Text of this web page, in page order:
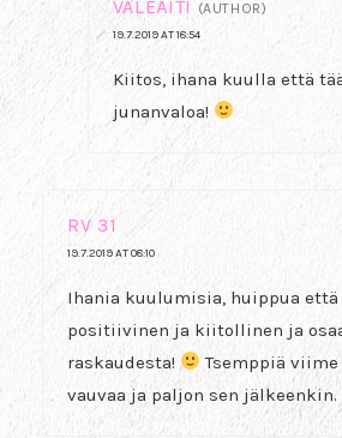
VALEÄITI (AUTHOR)
19.7.2019 AT 18:54
Kiitos, ihana kuulla että
junanvaloa!
RV 31
19.7.2019 AT 08:10
Ihania kuulumisia, huippua
positiivinen ja kiitollinen ja
raskaudesta!
Tsemppiä
vauvaa ja paljon sen jälkeenkin.